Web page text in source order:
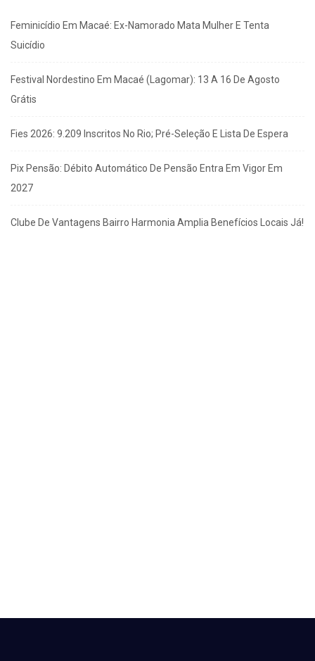
Feminicídio Em Macaé: Ex-Namorado Mata Mulher E Tenta
Suicídio
Festival Nordestino Em Macaé (Lagomar): 13 A 16 De Agosto
Grátis
Fies 2026: 9.209 Inscritos No Rio; Pré-Seleção E Lista De Espera
Pix Pensão: Débito Automático De Pensão Entra Em Vigor Em
2027
Clube De Vantagens Bairro Harmonia Amplia Benefícios Locais Já!